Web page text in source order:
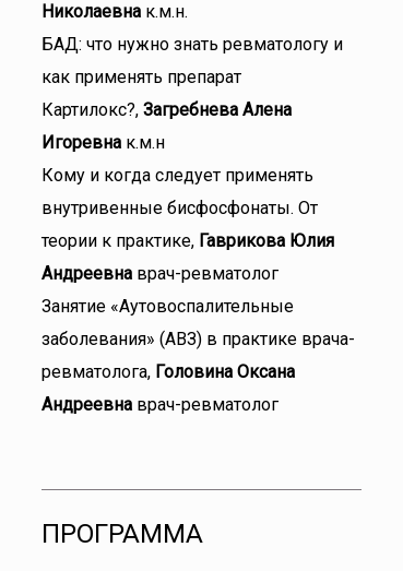
Николаевна к.м.н.
БАД: что нужно знать ревматологу и
как применять препарат
Картилокс?, Загребнева Алена
Игоревна к.м.н
Кому и когда следует применять
внутривенные бисфосфонаты. От
теории к практике, Гаврикова Юлия
Андреевна врач-ревматолог
Занятие «Аутовоспалительные
заболевания» (АВЗ) в практике врача-
ревматолога, Головина Оксана
Андреевна врач-ревматолог
ПРОГРАММА